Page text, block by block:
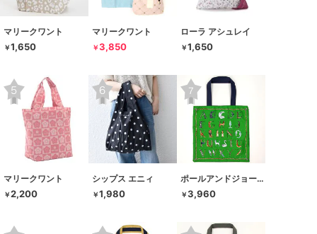
マリークワント
￥1,650
マリークワント
￥3,850
ローラ アシュレイ
￥1,650
マリークワント
￥2,200
シップス エニィ
￥1,980
ポールアンドジョーアクセソワ
￥3,960